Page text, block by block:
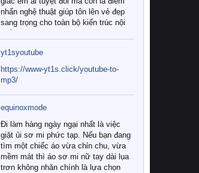
nhấn nghệ thuật giúp tôn lên vẻ đẹp
sang trọng cho toàn bộ kiến trúc nội
Tuy nhiên, giữa thị trường đa dạng
với vô vàn thương hiệu và mẫu mã
như hiện nay, làm thế nào để chọn
được những bộ chăn ga gối đệm cao
cấp thực sự chất lượng, phù hợp với
khí hậu và nhu cầu sử dụng của gia
đình? Hãy cùng chúng tôi đi tìm lời
giải đáp chi tiết qua bài viết dưới đây.
1. Tại sao các gia đình hiện đại lại ưa
chuộng chăn ga gối đệm cao cấp?
yt1syoutube
https://www-yt1s.click/youtube-to-
mp3/
equinoxmode
Đi làm hàng ngày ngại nhất là việc
giặt ủi sơ mi phức tạp. Nếu bạn đang
tìm một chiếc áo vừa chỉn chu, vừa
mềm mát thì áo sơ mi nữ tay dài lụa
trơn không nhăn chính là lựa chọn